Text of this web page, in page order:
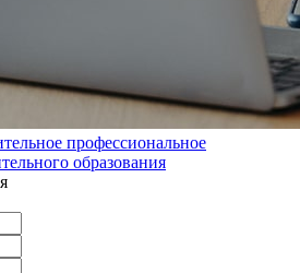
профессиональное
образования